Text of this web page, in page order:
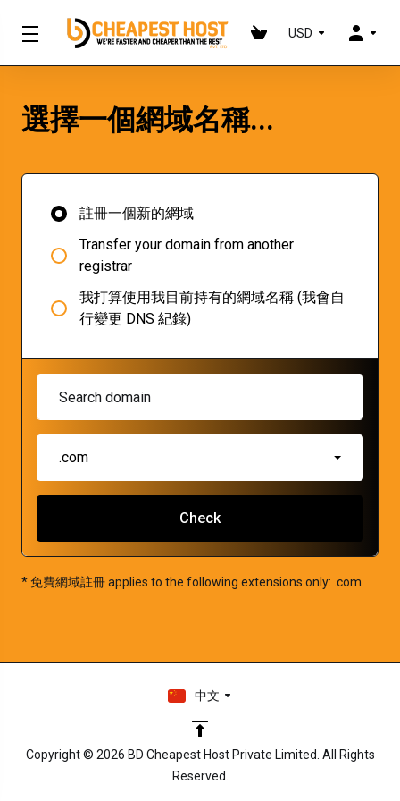
USD
選擇一個網域名稱...
註冊一個新的網域
Transfer your domain from another
registrar
我打算使用我目前持有的網域名稱 (我會自
行變更 DNS 紀錄)
.com
Check
* 免費網域註冊 applies to the following extensions only: .com
Copyright © 2026 BD Cheapest Host Private Limited. All Rights
Reserved.
中文